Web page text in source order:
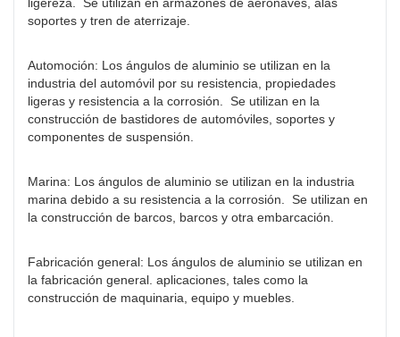
soportes y tren de aterrizaje.
Automoción: Los ángulos de aluminio se utilizan en la
industria del automóvil por su resistencia, propiedades
ligeras y resistencia a la corrosión. Se utilizan en la
construcción de bastidores de automóviles, soportes y
componentes de suspensión.
Marina: Los ángulos de aluminio se utilizan en la industria
marina debido a su resistencia a la corrosión. Se utilizan en
la construcción de barcos, barcos y otra embarcación.
Fabricación general: Los ángulos de aluminio se utilizan en
la fabricación general. aplicaciones, tales como la
construcción de maquinaria, equipo y muebles.